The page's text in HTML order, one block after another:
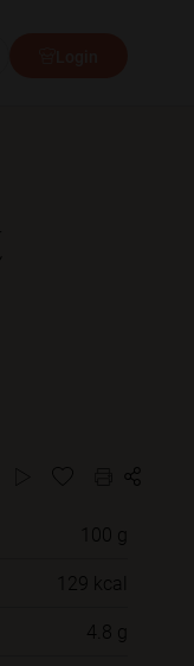
100 g
129 kcal
4.8 g